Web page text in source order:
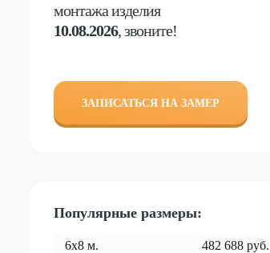
монтажа изделия
10.08.2026, звоните!
ЗАПИСАТЬСЯ НА ЗАМЕР
Популярные размеры:
6x8 м. 482 688руб.